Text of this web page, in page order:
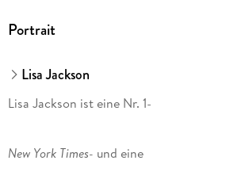
Portrait
Lisa Jackson
Lisa Jackson ist eine Nr. 1-
New York Times- und eine